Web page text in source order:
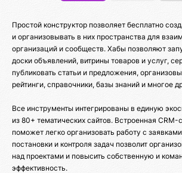
Простой конструктор позволяет бесплатно
и организовывать в них пространства для
организаций и сообществ. Хабы позволяют
доски объявлений, витрины товаров и услуг,
публиковать статьи и предложения,
рейтинги, справочники, базы знаний и многое
Все инструменты интегрированы в единую
из 80+ тематических сайтов. Встроенная
поможет легко организовать работу с
постановки и контроля задач позволит
над проектами и повысить собственную и
эффективность.